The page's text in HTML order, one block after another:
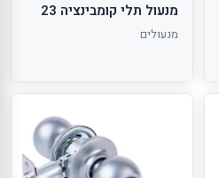
מנעול תלי קומבינציה 23
מנעולים